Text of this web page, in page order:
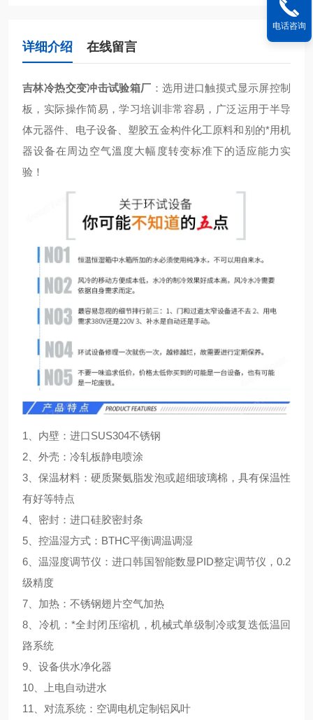
详细介绍 在线留言
吉林冷热交变冲击试验箱厂 ： 选用进口触摸式显示屏控制
板，实际操作简易，学习培训非常容易，广泛运用于半导
体元器件、电子设备、塑胶五金构件化工原料和别的*用机
器设备在周边空气溫度大幅度转变标准下的适应能力实
验！
1、内壁：进口SUS304不锈钢
2、外壳：冷轧板静电喷涂
3、保温材料：硬质聚氨脂发泡或超细玻璃棉，具有保温性
有好等特点
4、密封：进口硅胶密封条
5、控温湿方式：BTHC平衡调温调湿
6、温湿度调节仪：进口韩国智能数显PID整定调节仪，0.2
级精度
7、加热：不锈钢翅片空气加热
8、冷机：*全封闭压缩机，机械式单级制冷或复迭低温回
路系统
9、设备供水净化器
10、上电自动进水
11、对流系统：空调电机定制铝风叶
电话咨询